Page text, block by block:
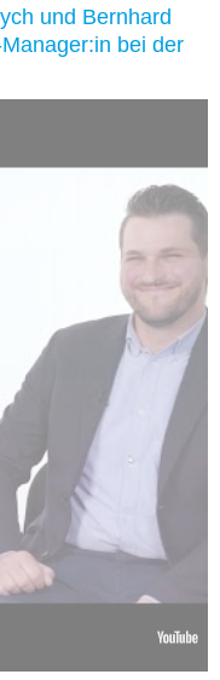
und Bernhard
bei der